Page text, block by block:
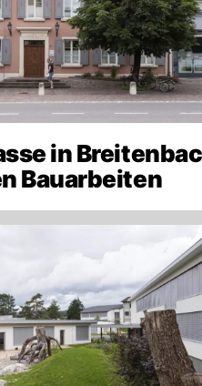
in
Bauarbeiten